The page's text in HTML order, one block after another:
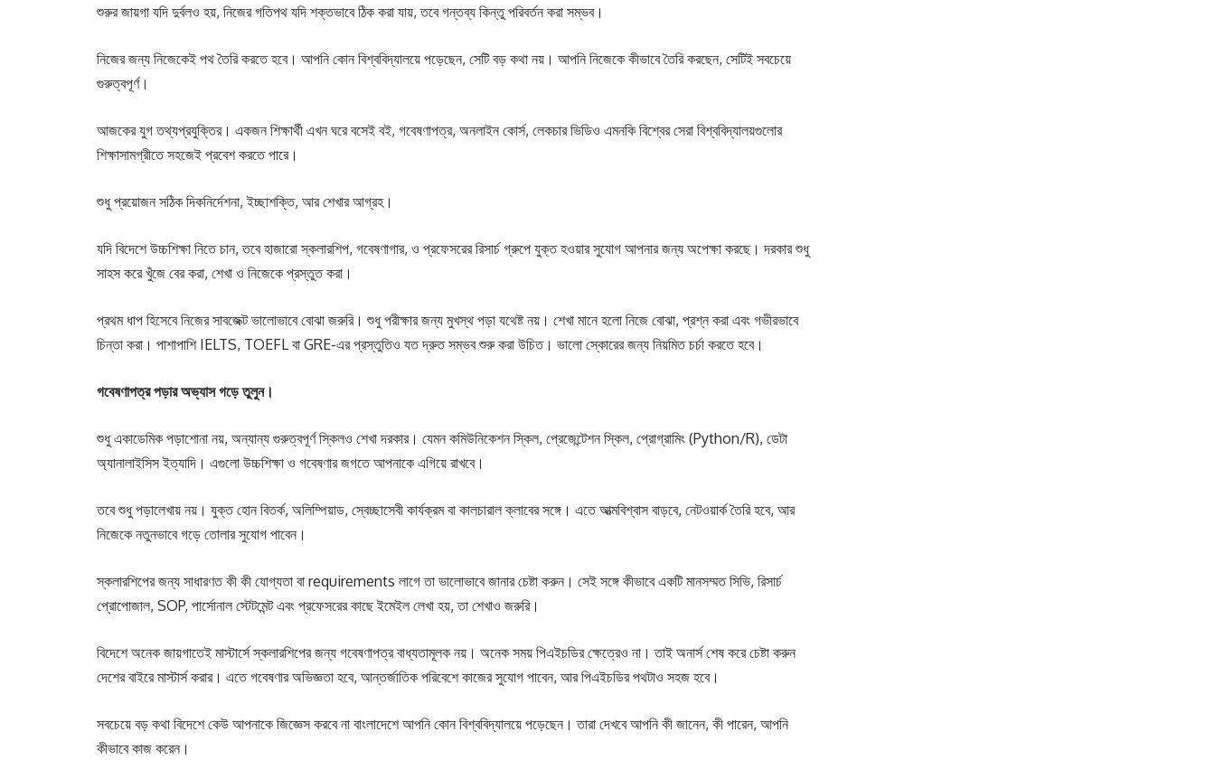
শুরুর জায়গা যদি দুর্বলও হয়, নিজের গতিপথ যদি শক্তভাবে ঠিক করা যায়, তবে গন্তব্য কিন্তু পরিবর্তন করা সম্ভব।
নিজের জন্য নিজেকেই পথ তৈরি করতে হবে। আপনি কোন বিশ্ববিদ্যালয়ে পড়েছেন, সেটি বড় কথা নয়। আপনি নিজেকে কীভাবে তৈরি করছেন, সেটিই সবচেয়ে
গুরুত্বপূর্ণ।
আজকের যুগ তথ্যপ্রযুক্তির। একজন শিক্ষার্থী এখন ঘরে বসেই বই, গবেষণাপত্র, অনলাইন কোর্স, লেকচার ভিডিও এমনকি বিশ্বের সেরা বিশ্ববিদ্যালয়গুলোর
শিক্ষাসামগ্রীতে সহজেই প্রবেশ করতে পারে।
শুধু প্রয়োজন সঠিক দিকনির্দেশনা, ইচ্ছাশক্তি, আর শেখার আগ্রহ।
যদি বিদেশে উচ্চশিক্ষা নিতে চান, তবে হাজারো স্কলারশিপ, গবেষণাগার, ও প্রফেসরের রিসার্চ গ্রুপে যুক্ত হওয়ার সুযোগ আপনার জন্য অপেক্ষা করছে। দরকার শুধু
সাহস করে খুঁজে বের করা, শেখা ও নিজেকে প্রস্তুত করা।
প্রথম ধাপ হিসেবে নিজের সাবজেক্ট ভালোভাবে বোঝা জরুরি। শুধু পরীক্ষার জন্য মুখস্থ পড়া যথেষ্ট নয়। শেখা মানে হলো নিজে বোঝা, প্রশ্ন করা এবং গভীরভাবে
চিন্তা করা। পাশাপাশি IELTS, TOEFL বা GRE-এর প্রস্তুতিও যত দ্রুত সম্ভব শুরু করা উচিত। ভালো স্কোরের জন্য নিয়মিত চর্চা করতে হবে।
গবেষণাপত্র পড়ার অভ্যাস গড়ে তুলুন।
শুধু একাডেমিক পড়াশোনা নয়, অন্যান্য গুরুত্বপূর্ণ স্কিলও শেখা দরকার। যেমন কমিউনিকেশন স্কিল, প্রেজেন্টেশন স্কিল, প্রোগ্রামিং (Python/R), ডেটা
অ্যানালাইসিস ইত্যাদি। এগুলো উচ্চশিক্ষা ও গবেষণার জগতে আপনাকে এগিয়ে রাখবে।
তবে শুধু পড়ালেখায় নয়। যুক্ত হোন বিতর্ক, অলিম্পিয়াড, স্বেচ্ছাসেবী কার্যক্রম বা কালচারাল ক্লাবের সঙ্গে। এতে আত্মবিশ্বাস বাড়বে, নেটওয়ার্ক তৈরি হবে, আর
নিজেকে নতুনভাবে গড়ে তোলার সুযোগ পাবেন।
স্কলারশিপের জন্য সাধারণত কী কী যোগ্যতা বা requirements লাগে তা ভালোভাবে জানার চেষ্টা করুন। সেই সঙ্গে কীভাবে একটি মানসম্মত সিভি, রিসার্চ
প্রোপোজাল, SOP, পার্সোনাল স্টেটমেন্ট এবং প্রফেসরের কাছে ইমেইল লেখা হয়, তা শেখাও জরুরি।
বিদেশে অনেক জায়গাতেই মাস্টার্সে স্কলারশিপের জন্য গবেষণাপত্র বাধ্যতামূলক নয়। অনেক সময় পিএইচডির ক্ষেত্রেও না। তাই অনার্স শেষ করে চেষ্টা করুন
দেশের বাইরে মাস্টার্স করার। এতে গবেষণার অভিজ্ঞতা হবে, আন্তর্জাতিক পরিবেশে কাজের সুযোগ পাবেন, আর পিএইচডির পথটাও সহজ হবে।
সবচেয়ে বড় কথা বিদেশে কেউ আপনাকে জিজ্ঞেস করবে না বাংলাদেশে আপনি কোন বিশ্ববিদ্যালয়ে পড়েছেন। তারা দেখবে আপনি কী জানেন, কী পারেন, আপনি
কীভাবে কাজ করেন।